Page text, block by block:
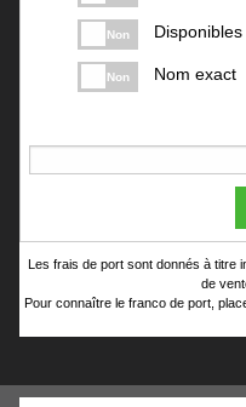
Non Disponibles
Non Nom exact
Les frais de port sont donnés à titre
de
Pour connaître le franco de port,